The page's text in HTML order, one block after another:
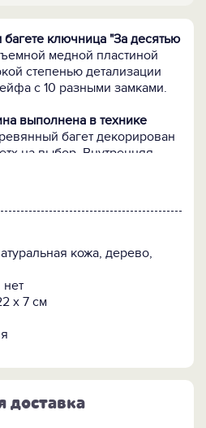
ключница "За десятью
медной пластиной
степенью детализации
с 10 разными замками.
выполнена в технике
багет декорирован
на выбор. Внутренняя
бархатом. Фурнитура -
кожа, дерево,
х 7 см
доставка